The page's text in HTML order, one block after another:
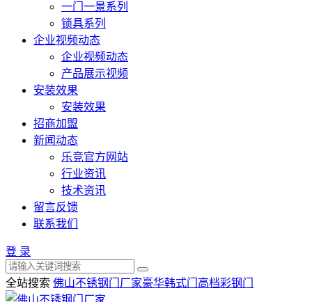
一门一景系列
锁具系列
企业视频动态
企业视频动态
产品展示视频
安装效果
安装效果
招商加盟
新闻动态
乐竞官方网站
行业资讯
技术资讯
留言反馈
联系我们
登 录
全站搜索 佛山不锈钢门厂家豪华韩式门 高档彩钢门